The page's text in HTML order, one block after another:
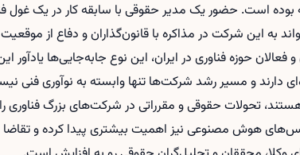
بوده است. حضور یک مدیر حقوقی با سابقه کار در یک غول
به این شرکت در مذاکره با قانون‌گذاران و دفاع از
و فعالان حوزه فناوری در ایران، این نوع جابه‌جایی‌ها
دارند و مسیر رشد شرکت‌ها تنها وابسته به نوآوری فنی
تحولات حقوقی و مقرراتی در شرکت‌های بزرگ فناوری
هوش مصنوعی نیز اهمیت بیشتری پیدا کرده و تقاضا